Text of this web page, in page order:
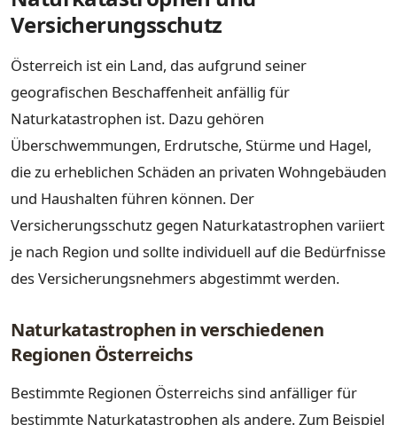
Versicherungsschutz
Österreich ist ein Land, das aufgrund seiner
geografischen Beschaffenheit anfällig für
Naturkatastrophen ist. Dazu gehören
Überschwemmungen, Erdrutsche, Stürme und Hagel,
die zu erheblichen Schäden an privaten Wohngebäuden
und Haushalten führen können. Der
Versicherungsschutz gegen Naturkatastrophen variiert
je nach Region und sollte individuell auf die Bedürfnisse
des Versicherungsnehmers abgestimmt werden.
Naturkatastrophen in verschiedenen
Regionen Österreichs
Bestimmte Regionen Österreichs sind anfälliger für
bestimmte Naturkatastrophen als andere. Zum Beispiel